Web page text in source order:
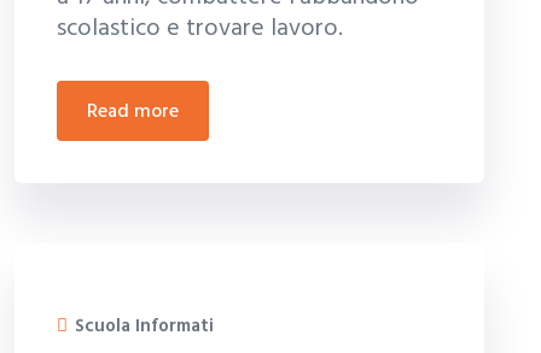
scolastico e trovare lavoro.
read more
Scuola Informati